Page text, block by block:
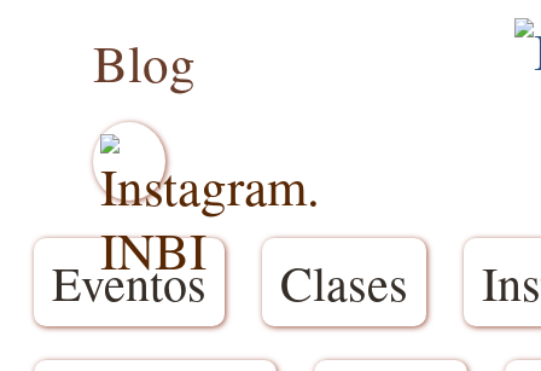
Blog
Eventos Clases